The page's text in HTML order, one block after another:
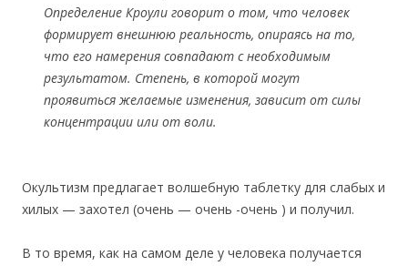
Определение Кроули говорит о том, что человек
формирует внешнюю реальность, опираясь на то,
что его намерения совпадают с необходимым
результатом. Степень, в которой могут
проявиться желаемые изменения, зависит от силы
концентрации или от воли.
Окультизм предлагает волшебную таблетку для слабых и
хилых — захотел (очень — очень -очень ) и получил.
В то время, как на самом деле у человека получается